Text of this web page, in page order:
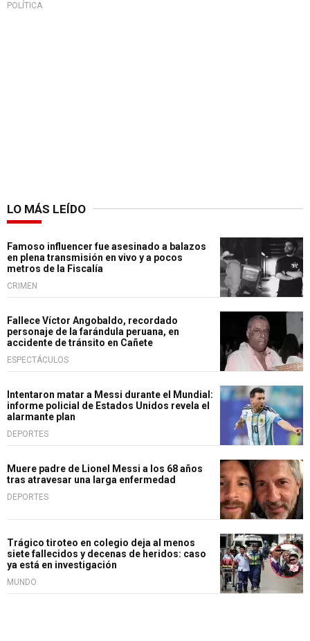
POLÍTICA
LO MÁS LEÍDO
Famoso influencer fue asesinado a balazos
en plena transmisión en vivo y a pocos
metros de la Fiscalía
CRIMEN
Fallece Víctor Angobaldo, recordado
personaje de la farándula peruana, en
accidente de tránsito en Cañete
ESPECTÁCULOS
Intentaron matar a Messi durante el Mundial:
informe policial de Estados Unidos revela el
alarmante plan
DEPORTES
Muere padre de Lionel Messi a los 68 años
tras atravesar una larga enfermedad
DEPORTES
Trágico tiroteo en colegio deja al menos
siete fallecidos y decenas de heridos: caso
ya está en investigación
MUNDO